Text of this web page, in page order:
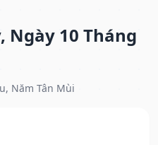
Ngày 10 Tháng
Năm Tân Mùi